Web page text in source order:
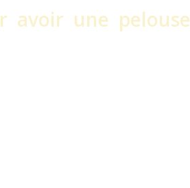
avoir une pelouse